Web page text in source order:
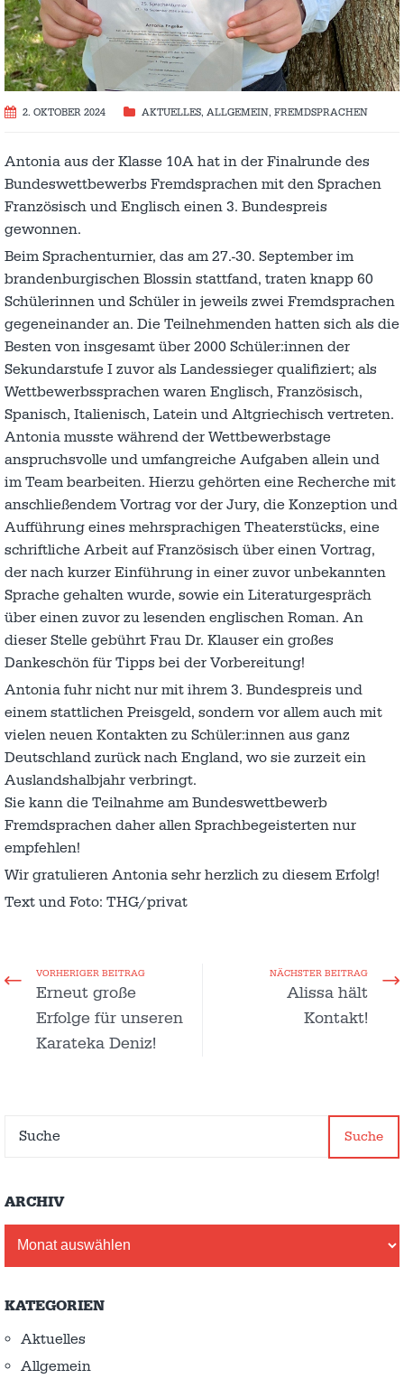
2. OKTOBER 2024 AKTUELLES, ALLGEMEIN, FREMDSPRACHEN
Antonia aus der Klasse 10A hat in der Finalrunde des
Bundeswettbewerbs Fremdsprachen mit den Sprachen
Französisch und Englisch einen 3. Bundespreis
gewonnen.
Beim Sprachenturnier, das am 27.-30. September im
brandenburgischen Blossin stattfand, traten knapp 60
Schülerinnen und Schüler in jeweils zwei Fremdsprachen
gegeneinander an. Die Teilnehmenden hatten sich als die
Besten von insgesamt über 2000 Schüler:innen der
Sekundarstufe I zuvor als Landessieger qualifiziert; als
Wettbewerbssprachen waren Englisch, Französisch,
Spanisch, Italienisch, Latein und Altgriechisch vertreten.
Antonia musste während der Wettbewerbstage
anspruchsvolle und umfangreiche Aufgaben allein und
im Team bearbeiten. Hierzu gehörten eine Recherche mit
anschließendem Vortrag vor der Jury, die Konzeption und
Aufführung eines mehrsprachigen Theaterstücks, eine
schriftliche Arbeit auf Französisch über einen Vortrag,
der nach kurzer Einführung in einer zuvor unbekannten
Sprache gehalten wurde, sowie ein Literaturgespräch
über einen zuvor zu lesenden englischen Roman. An
dieser Stelle gebührt Frau Dr. Klauser ein großes
Dankeschön für Tipps bei der Vorbereitung!
Antonia fuhr nicht nur mit ihrem 3. Bundespreis und
einem stattlichen Preisgeld, sondern vor allem auch mit
vielen neuen Kontakten zu Schüler:innen aus ganz
Deutschland zurück nach England, wo sie zurzeit ein
Auslandshalbjahr verbringt.
Sie kann die Teilnahme am Bundeswettbewerb
Fremdsprachen daher allen Sprachbegeisterten nur
empfehlen!
Wir gratulieren Antonia sehr herzlich zu diesem Erfolg!
Text und Foto: THG/privat
VORHERIGER BEITRAG
Erneut große
Erfolge für unseren
Karateka Deniz!
NÄCHSTER BEITRAG
Alissa hält
Kontakt!
Suche
ARCHIV
KATEGORIEN
Aktuelles
Allgemein